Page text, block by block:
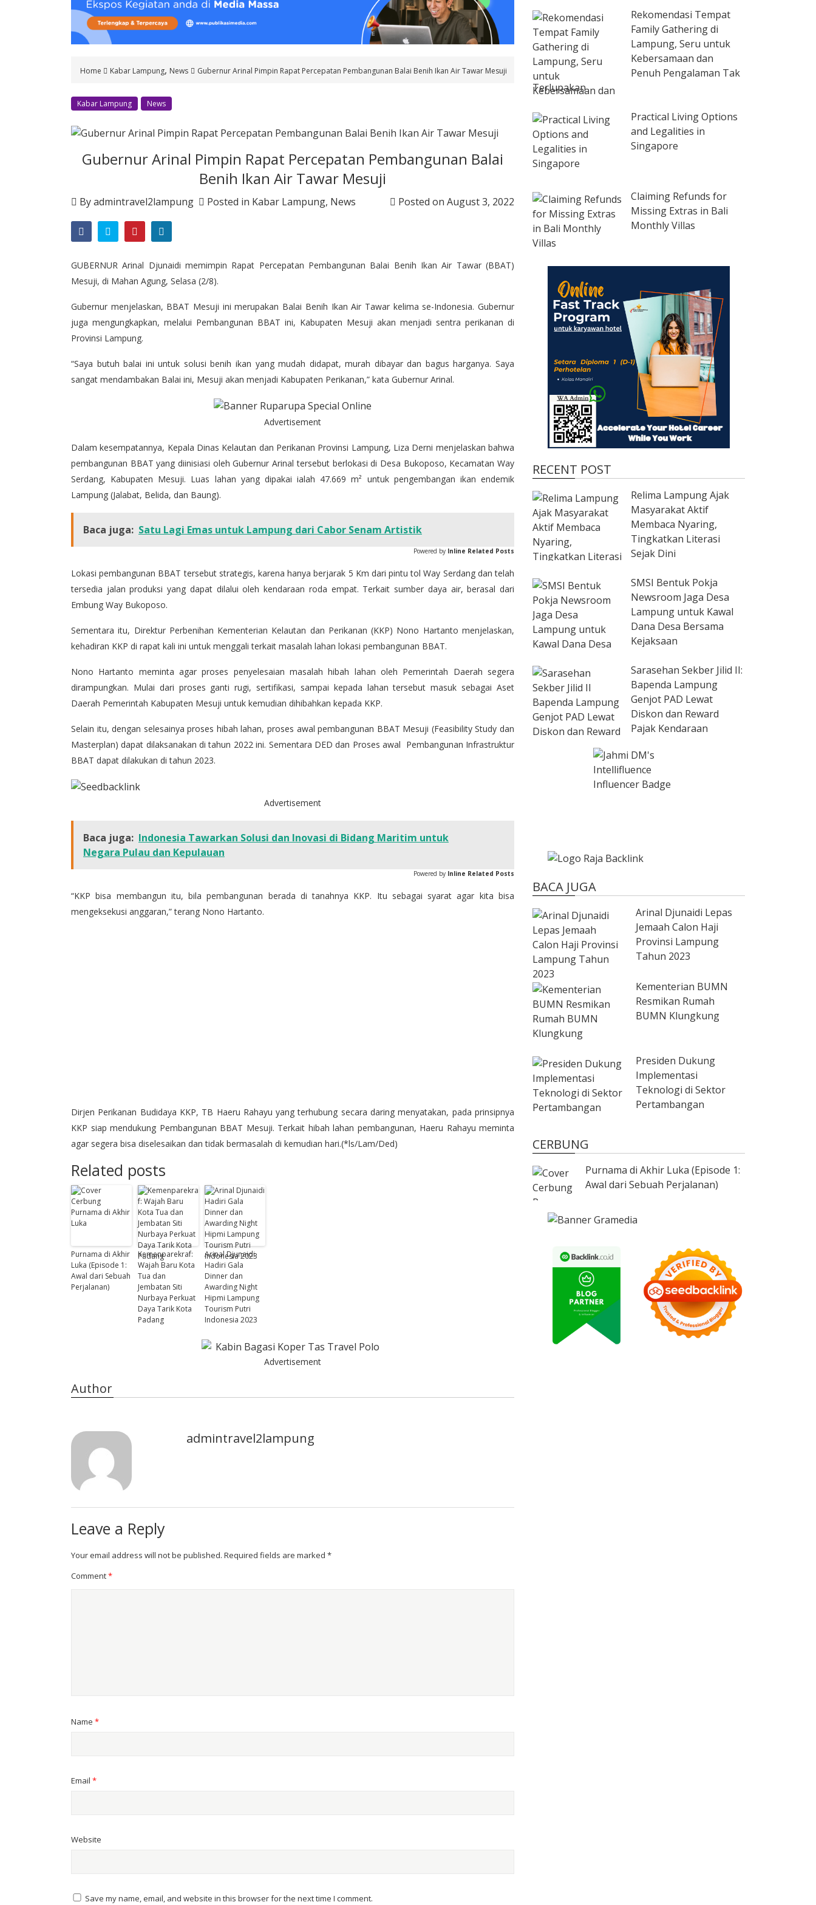
Home Kabar Lampung, News Gubernur Arinal Pimpin Rapat Percepatan Pembangunan Balai Benih Ikan Air Tawar Mesuji
Kabar Lampung News
Gubernur Arinal Pimpin Rapat Percepatan Pembangunan Balai
Benih Ikan Air Tawar Mesuji
Byadmintravel2lampung Posted in Kabar Lampung, News Posted on August 3, 2022
GUBERNUR Arinal Djunaidi memimpin Rapat Percepatan Pembangunan Balai Benih Ikan Air Tawar (BBAT)
Mesuji, di Mahan Agung, Selasa (2/8).
Gubernur menjelaskan, BBAT Mesuji ini merupakan Balai Benih Ikan Air Tawar kelima se-Indonesia. Gubernur
juga mengungkapkan, melalui Pembangunan BBAT ini, Kabupaten Mesuji akan menjadi sentra perikanan di
Provinsi Lampung.
“Saya butuh balai ini untuk solusi benih ikan yang mudah didapat, murah dibayar dan bagus harganya. Saya
sangat mendambakan Balai ini, Mesuji akan menjadi Kabupaten Perikanan,” kata Gubernur Arinal.
Advertisement
Dalam kesempatannya, Kepala Dinas Kelautan dan Perikanan Provinsi Lampung, Liza Derni menjelaskan bahwa
pembangunan BBAT yang diinisiasi oleh Gubernur Arinal tersebut berlokasi di Desa Bukoposo, Kecamatan Way
Serdang, Kabupaten Mesuji. Luas lahan yang dipakai ialah 47.669 m² untuk pengembangan ikan endemik
Lampung (Jalabat, Belida, dan Baung).
Baca juga: Satu Lagi Emas untuk Lampung dari Cabor Senam Artistik
Powered by Inline Related Posts
Lokasi pembangunan BBAT tersebut strategis, karena hanya berjarak 5 Km dari pintu tol Way Serdang dan telah
tersedia jalan produksi yang dapat dilalui oleh kendaraan roda empat. Terkait sumber daya air, berasal dari
Embung Way Bukoposo.
Sementara itu, Direktur Perbenihan Kementerian Kelautan dan Perikanan (KKP) Nono Hartanto menjelaskan,
kehadiran KKP di rapat kali ini untuk menggali terkait masalah lahan lokasi pembangunan BBAT.
Nono Hartanto meminta agar proses penyelesaian masalah hibah lahan oleh Pemerintah Daerah segera
dirampungkan. Mulai dari proses ganti rugi, sertifikasi, sampai kepada lahan tersebut masuk sebagai Aset
Daerah Pemerintah Kabupaten Mesuji untuk kemudian dihibahkan kepada KKP.
Selain itu, dengan selesainya proses hibah lahan, proses awal pembangunan BBAT Mesuji (Feasibility Study dan
Masterplan) dapat dilaksanakan di tahun 2022 ini. Sementara DED dan Proses awal Pembangunan Infrastruktur
BBAT dapat dilakukan di tahun 2023.
Advertisement
Baca juga: Indonesia Tawarkan Solusi dan Inovasi di Bidang Maritim untuk
Negara Pulau dan Kepulauan
Powered by Inline Related Posts
“KKP bisa membangun itu, bila pembangunan berada di tanahnya KKP. Itu sebagai syarat agar kita bisa
mengeksekusi anggaran,” terang Nono Hartanto.
Dirjen Perikanan Budidaya KKP, TB Haeru Rahayu yang terhubung secara daring menyatakan, pada prinsipnya
KKP siap mendukung Pembangunan BBAT Mesuji. Terkait hibah lahan pembangunan, Haeru Rahayu meminta
agar segera bisa diselesaikan dan tidak bermasalah di kemudian hari.(*ls/Lam/Ded)
Related posts
Purnama di Akhir
Luka (Episode 1:
Awal dari Sebuah
Perjalanan)
Kemenparekraf:
Wajah Baru Kota
Tua dan
Jembatan Siti
Nurbaya Perkuat
Daya Tarik Kota
Padang
Arinal Djunaidi
Hadiri Gala
Dinner dan
Awarding Night
Hipmi Lampung
Tourism Putri
Indonesia 2023
Advertisement
Author
admintravel2lampung
Leave a Reply
Your email address will not be published. Required fields are marked *
Comment*
Name *
Email *
Website
Save my name, email, and website in this browser for the next time I comment.
Rekomendasi Tempat
Family Gathering di
Lampung, Seru untuk
Kebersamaan dan
Penuh Pengalaman Tak
Terlupakan
Practical Living Options
and Legalities in
Singapore
Claiming Refunds for
Missing Extras in Bali
Monthly Villas
RECENT POST
Relima Lampung Ajak
Masyarakat Aktif
Membaca Nyaring,
Tingkatkan Literasi
Sejak Dini
SMSI Bentuk Pokja
Newsroom Jaga Desa
Lampung untuk Kawal
Dana Desa Bersama
Kejaksaan
Sarasehan Sekber Jilid II:
Bapenda Lampung
Genjot PAD Lewat
Diskon dan Reward
Pajak Kendaraan
BACA JUGA
Arinal Djunaidi Lepas
Jemaah Calon Haji
Provinsi Lampung
Tahun 2023
Kementerian BUMN
Resmikan Rumah
BUMN Klungkung
Presiden Dukung
Implementasi
Teknologi di Sektor
Pertambangan
CERBUNG
Purnama di Akhir Luka (Episode 1:
Awal dari Sebuah Perjalanan)